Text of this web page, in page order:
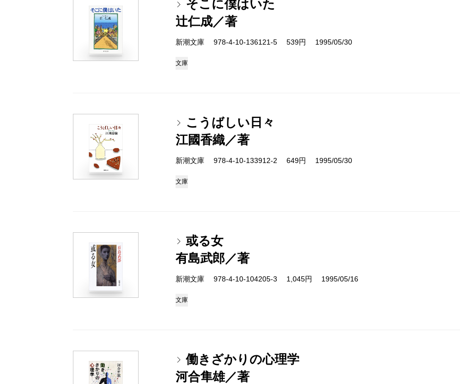
そこに僕はいた
辻仁成／著
新潮文庫 978-4-10-136121-5 539円 1995/05/30
文庫
こうばしい日々
江國香織／著
新潮文庫 978-4-10-133912-2 649円 1995/05/30
文庫
或る女
有島武郎／著
新潮文庫 978-4-10-104205-3 1,045円 1995/05/16
文庫
働きざかりの心理学
河合隼雄／著